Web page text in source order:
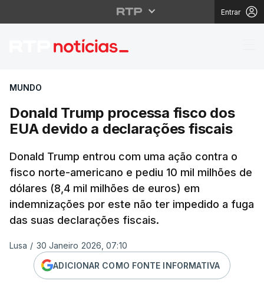
Entrar
Donald Trump
MUNDO
Donald Trump processa fisco dos
EUA devido a declarações fiscais
Donald Trump entrou com uma ação contra o
fisco norte-americano e pediu 10 mil milhões de
dólares (8,4 mil milhões de euros) em
indemnizações por este não ter impedido a fuga
das suas declarações fiscais.
Lusa / 30 Janeiro 2026, 07:10
ADICIONAR COMO FONTE INFORMATIVA